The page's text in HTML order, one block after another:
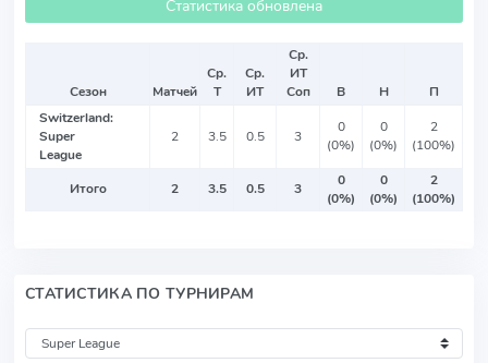
Статистика обновлена
Сезон Матчей
Ср.
Т
Ср.
ИТ
Ср.
ИТ
Соп
В Н
П
Switzerland:
Super
League
2 3.5 0.5 3
0
(0%)
0
(0%)
2
(100%)
Итого 2 3.5 0.5 3
0
(0%)
0
(0%)
2
(100%)
СТАТИСТИКА ПО ТУРНИРАМ